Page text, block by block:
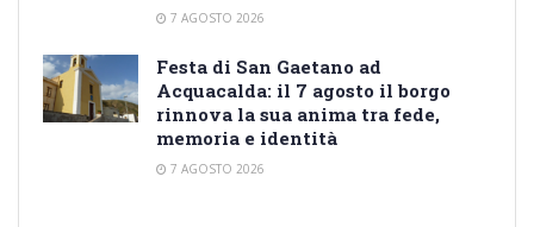
7 AGOSTO 2026
Festa di San Gaetano ad
Acquacalda: il 7 agosto il borgo
rinnova la sua anima tra fede,
memoria e identità
7 AGOSTO 2026